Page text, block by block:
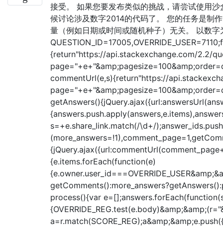
接受。 如果您要发布类似的挑战，请尝试使用
候讨论涉及数字2014的代码了。 您的任务是制
量（例如日期或时间或随机种子）无关。 以数
{return"https://api.stackexchange.com/2.2/
commentUrl(e,s){return"https://
s=+e.share_link.match(/\d+/
{e.items.forEach(function(e)
process(){var